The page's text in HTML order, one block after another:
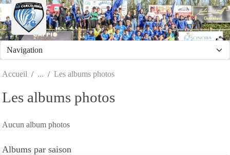
Accueil Les albums photos
Les albums photos
Aucun album photos
Albums par saison
Panneau de gestion des cookies